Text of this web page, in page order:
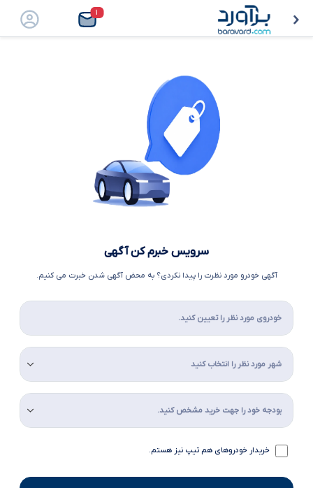
سرویس خبرم کن آگهی
آگهی خودرو مورد نظرت را پیدا نکردی؟ به محض آگهی شدن خبرت می کنیم.
خریدار خودروهای هم تیپ نیز هستم.